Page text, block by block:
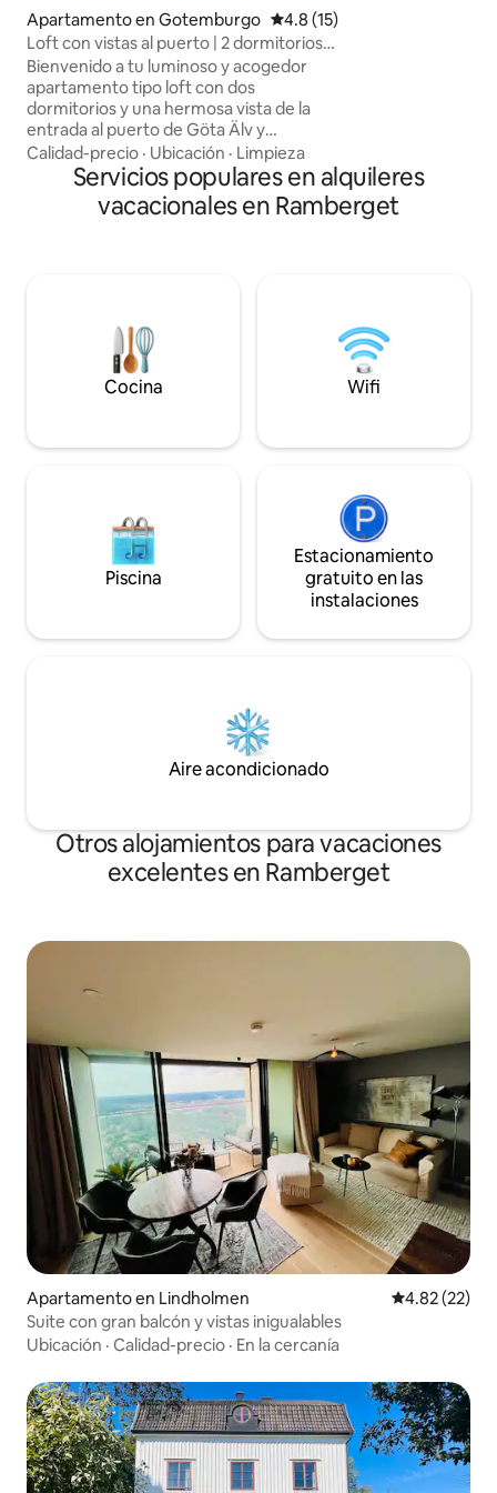
Apartamento en Gotemburgo Calificación promedio: 4.8 de
4.8 (15)
Loft con vistas al puerto | 2 dormitorios
cerca de la ciudad
Bienvenido a tu luminoso y acogedor
apartamento tipo loft con dos
dormitorios y una hermosa vista de la
entrada al puerto de Göta Älv y
Gotemburgo. Ubicado en
Neptunusgatan, a poca distancia en
coche o a pie del centro de la ciudad,
este apartamento en la planta superior
relajación o reuniones sociales. Aquí,
tendrás a tu alcance tanto un espacio
tranquilo como la energía de la ciudad.
Calidad-precio · Ubicación · Limpieza
Servicios populares en alquileres
vacacionales en Ramberget
Cocina Wifi
Piscina
Estacionamiento
gratuito en las
instalaciones
Aire acondicionado
Otros alojamientos para vacaciones
excelentes en Ramberget
Apartamento en Lindholmen Calificación
4.82 (22)
Suite con gran balcón y vistas inigualables
Ubicación · Calidad-precio · En la cercanía